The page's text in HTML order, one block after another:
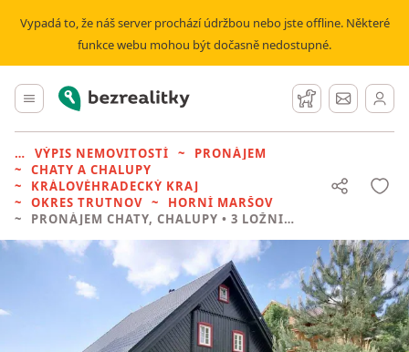
Vypadá to, že náš server prochází údržbou nebo jste offline. Některé
funkce webu mohou být dočasně nedostupné.
Hlavní menu
Bezrealitky Hlídací pes
Zprávy
VÝPIS NEMOVITOSTÍ
PRONÁJEM
CHATY A CHALUPY
KRÁLOVÉHRADECKÝ KRAJ
OKRES TRUTNOV
HORNÍ MARŠOV
PRONÁJEM CHATY, CHALUPY • 3 LOŽNICE BEZ REALITKY